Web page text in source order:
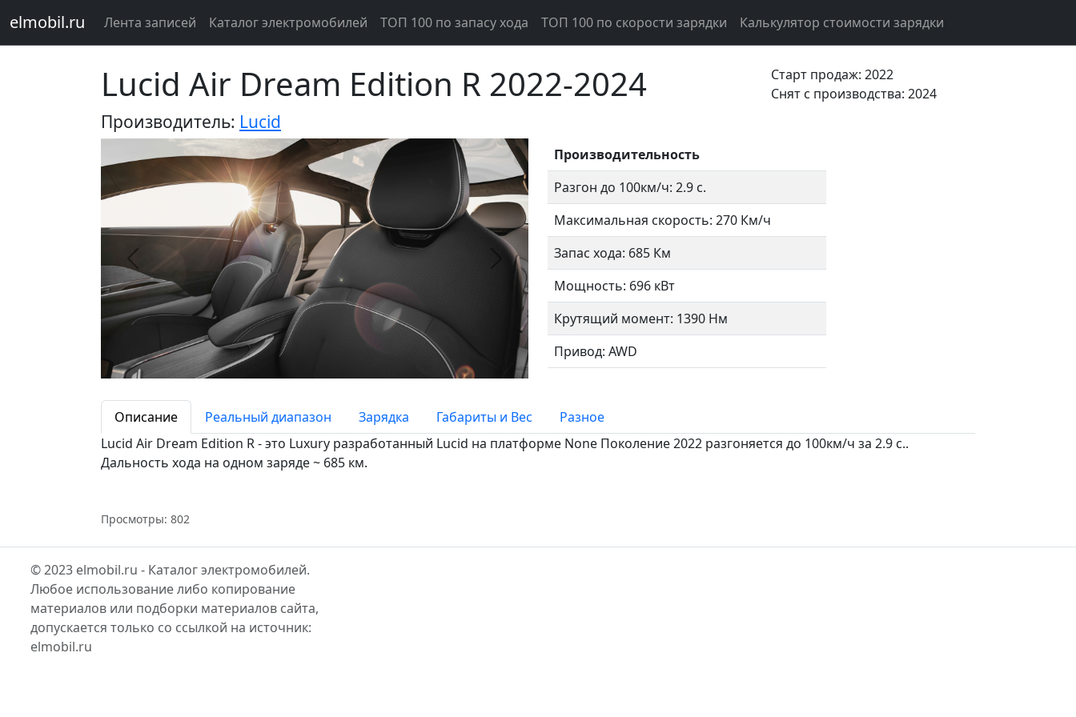
elmobil.ru Лента записей Каталог электромобилей ТОП 100 по запасу хода ТОП 100 по скорости зарядки Калькулятор стоимости зарядки
Lucid Air Dream Edition R 2022-2024
Производитель: Lucid
Старт продаж: 2022
Cнят с производства: 2024
Предыдущий Следующий
Производительность
Разгон до 100км/ч: 2.9 с.
Максимальная скорость: 270 Км/ч
Запас хода: 685 Км
Мощность: 696 кВт
Крутящий момент: 1390 Нм
Привод: AWD
Описание Реальный диапазон Зарядка Габариты и Вес
Разное
Lucid Air Dream Edition R - это Luxury разработанный Lucid на платформе None Поколение 2022 разгоняется до 100км/ч за 2.9 c..
Дальность хода на одном заряде ~ 685 км.
Просмотры: 802
© 2023 elmobil.ru - Каталог электромобилей.
Любое использование либо копирование
материалов или подборки материалов сайта,
допускается только со ссылкой на источник:
elmobil.ru